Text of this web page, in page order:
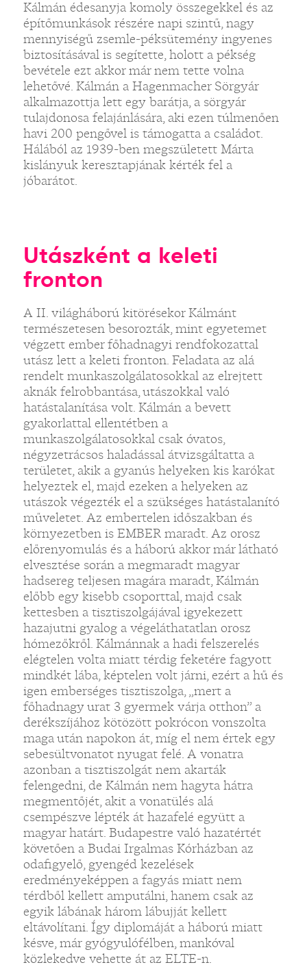
Kálmán édesanyja komoly összegekkel és az
építőmunkások részére napi szintű, nagy
mennyiségű zsemle-péksütemény ingyenes
biztosításával is segítette, holott a pékség
bevétele ezt akkor már nem tette volna
lehetővé. Kálmán a Hagenmacher Sörgyár
alkalmazottja lett egy barátja, a sörgyár
tulajdonosa felajánlására, aki ezen túlmenően
havi 200 pengővel is támogatta a családot.
Hálából az 1939-ben megszületett Márta
kislányuk keresztapjának kérték fel a
jóbarátot.
Utászként a keleti
fronton
A II. világháború kitörésekor Kálmánt
természetesen besorozták, mint egyetemet
végzett ember főhadnagyi rendfokozattal
utász lett a keleti fronton. Feladata az alá
rendelt munkaszolgálatosokkal az elrejtett
aknák felrobbantása, utászokkal való
hatástalanítása volt. Kálmán a bevett
gyakorlattal ellentétben a
munkaszolgálatosokkal csak óvatos,
négyzetrácsos haladással átvizsgáltatta a
területet, akik a gyanús helyeken kis karókat
helyeztek el, majd ezeken a helyeken az
utászok végezték el a szükséges hatástalanító
műveletet. Az embertelen időszakban és
környezetben is EMBER maradt. Az orosz
előrenyomulás és a háború akkor már látható
elvesztése során a megmaradt magyar
hadsereg teljesen magára maradt, Kálmán
előbb egy kisebb csoporttal, majd csak
kettesben a tisztiszolgájával igyekezett
hazajutni gyalog a végeláthatatlan orosz
hómezőkről. Kálmánnak a hadi felszerelés
elégtelen volta miatt térdig feketére fagyott
mindkét lába, képtelen volt járni, ezért a hű és
igen emberséges tisztiszolga, „mert a
főhadnagy urat 3 gyermek várja otthon” a
derékszíjához kötözött pokrócon vonszolta
maga után napokon át, míg el nem értek egy
sebesültvonatot nyugat felé. A vonatra
azonban a tisztiszolgát nem akarták
felengedni, de Kálmán nem hagyta hátra
megmentőjét, akit a vonatülés alá
csempészve lépték át hazafelé együtt a
magyar határt. Budapestre való hazatértét
követően a Budai Irgalmas Kórházban az
odafigyelő, gyengéd kezelések
eredményeképpen a fagyás miatt nem
térdből kellett amputálni, hanem csak az
egyik lábának három lábujját kellett
eltávolítani. Így diplomáját a háború miatt
késve, már gyógyulófélben, mankóval
közlekedve vehette át az ELTE-n.